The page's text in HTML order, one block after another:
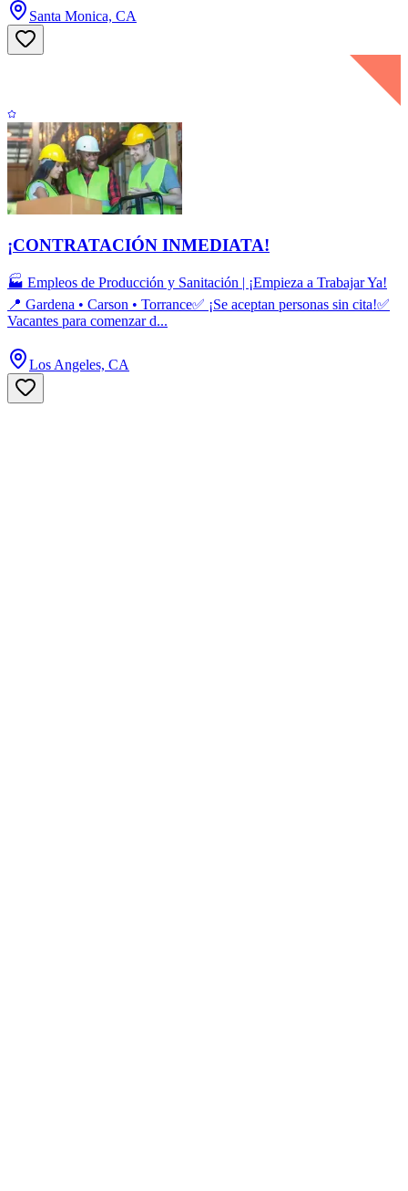
Santa Monica, CA
¡CONTRATACIÓN INMEDIATA!
🏭 Empleos de Producción y Sanitación | ¡Empieza a Trabajar Ya!
📍 Gardena • Carson • Torrance✅ ¡Se aceptan personas sin cita!✅
Vacantes para comenzar d...
Los Angeles, CA